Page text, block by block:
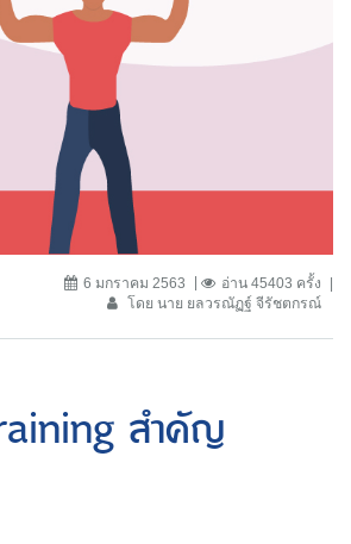
6 มกราคม 2563
อ่าน 45403 ครั้ง
โดย นาย ยลวรณัฏฐ์ จีรัชตกรณ์
สำคัญ